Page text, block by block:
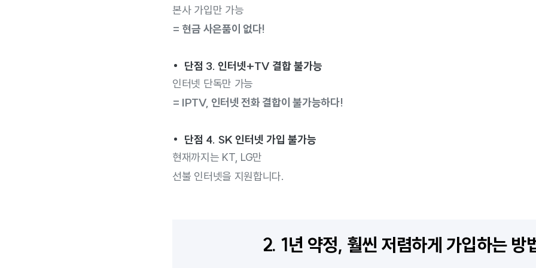
본사 가입만 가능
= 현금 사은품이 없다!
단점 3. 인터넷+TV 결합 불가능
인터넷 단독만 가능
= IPTV, 인터넷 전화 결합이 불가능하다!
단점 4. SK 인터넷 가입 불가능
현재까지는 KT, LG만
선불 인터넷을 지원합니다.
2. 1년 약정, 훨씬 저렴하게 가입하는 방